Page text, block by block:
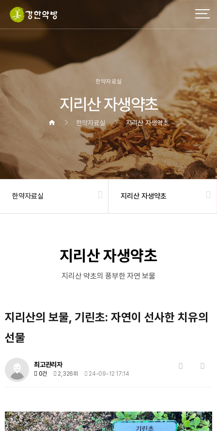
한약자료실
지리산 자생약초
한약자료실 지리산 자생약초
한약자료실 지리산 자생약초
지리산 자생약초
지리산 약초의 풍부한 자연 보물
지리산의 보물, 기린초: 자연이 선사한 치유의
선물
최고관리자
0건 2,326회 24-09-12 17:14